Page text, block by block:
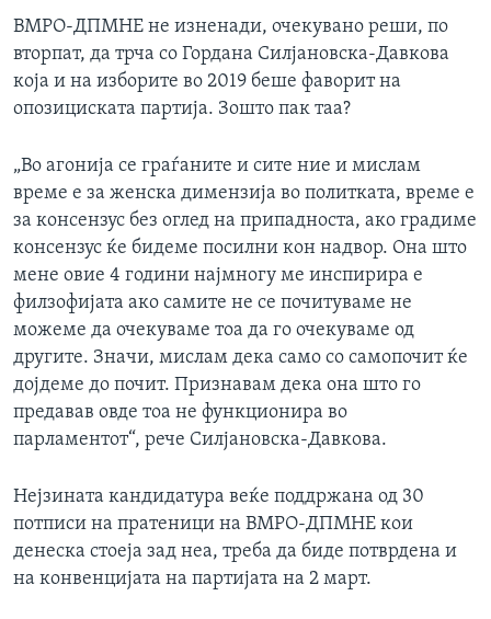
ВМРО-ДПМНЕ не изненади, очекувано реши, по
вторпат, да трча со Гордана Силјановска-Давкова
која и на изборите во 2019 беше фаворит на
опозициската партија. Зошто пак таа?
„Во агонија се граѓаните и сите ние и мислам
време е за женска димензија во политката, време е
за консензус без оглед на припадноста, ако градиме
консензус ќе бидеме посилни кон надвор. Она што
мене овие 4 години најмногу ме инспирира е
филзофијата ако самите не се почитуваме не
можеме да очекуваме тоа да го очекуваме од
другите. Значи, мислам дека само со самопочит ќе
дојдеме до почит. Признавам дека она што го
предавав овде тоа не функционира во
парламентот“, рече Силјановска-Давкова.
Нејзината кандидатура веќе поддржана од 30
потписи на пратеници на ВМРО-ДПМНЕ кои
денеска стоеја зад неа, треба да биде потврдена и
на конвенцијата на партијата на 2 март.